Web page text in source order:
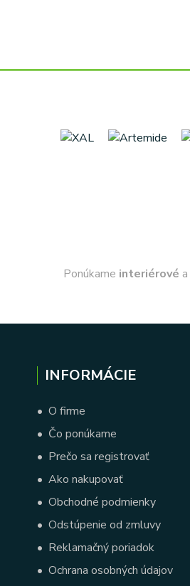
Ponúkame interiérové a
INFORMÁCIE
• O firme
• Čo ponúkame
• Prečo sa registrovať
• Ako nakupovať
• Obchodné podmienky
• Odstúpenie od zmluvy
• Reklamačný poriadok
• Ochrana osobných údajov